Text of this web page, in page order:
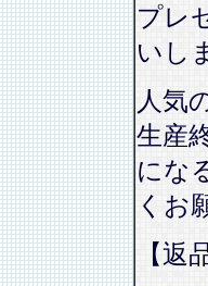
プレ
いし
人気
生産
にな
くお
【返